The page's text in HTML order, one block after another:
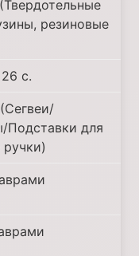
резиновые
с.
для